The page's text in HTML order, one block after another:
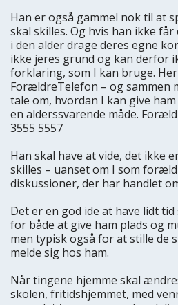
Han er også gammel nok til at
skal skilles. Og hvis han ikke
i den alder drage deres egne
ikke jeres grund og kan derfor
forklaring, som I kan bruge.
ForældreTelefon – og sammen
tale om, hvordan I kan give
en alderssvarende måde.
3555 5557
Han skal have at vide, det ikke
skilles – uanset om I som
diskussioner, der har handlet
Det er en god ide at have lidt
for både at give ham plads og
men typisk også for at stille de
melde sig hos ham.
Når tingene hjemme skal
skolen, fritidshjemmet, med